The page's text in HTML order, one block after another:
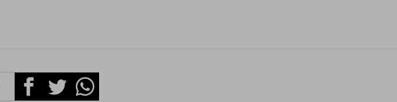
FacebookTwitterWhatsapp